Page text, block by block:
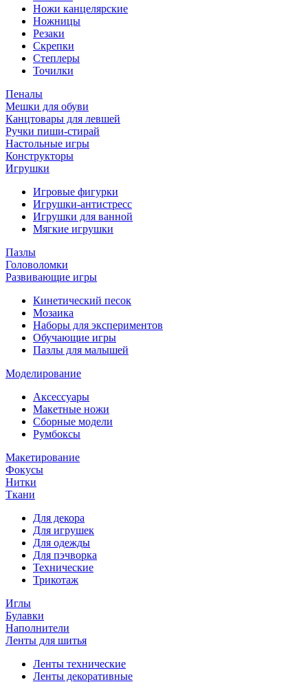
Ножи канцелярские
Ножницы
Резаки
Скрепки
Степлеры
Точилки
Пеналы
Мешки для обуви
Канцтовары для левшей
Ручки пиши-стирай
Настольные игры
Конструкторы
Игрушки
Игровые фигурки
Игрушки-антистресс
Игрушки для ванной
Мягкие игрушки
Пазлы
Головоломки
Развивающие игры
Кинетический песок
Мозаика
Наборы для экспериментов
Обучающие игры
Пазлы для малышей
Моделирование
Аксессуары
Макетные ножи
Сборные модели
Румбоксы
Макетирование
Фокусы
Нитки
Ткани
Для декора
Для игрушек
Для одежды
Для пэчворка
Технические
Трикотаж
Иглы
Булавки
Наполнители
Ленты для шитья
Ленты технические
Ленты декоративные